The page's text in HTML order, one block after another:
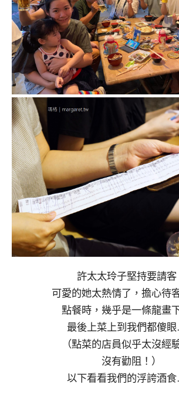
許太太玲子堅持要請客
可愛的她太熱情了，擔心待
點餐時，幾乎是一條龍畫
最後上菜上到我們都傻
（點菜的店員似乎太沒經
沒有勸阻！）
以下看看我們的浮誇酒